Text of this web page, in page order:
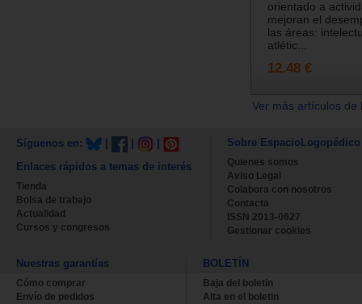
orientado a
mejoran el
las áreas:
atlétic...
12.48 €
Ver más artículos
Síguenos en:
Enlaces rápidos a temas de interés
Tienda
Bolsa de trabajo
Actualidad
Cursos y congresos
Sobre EspacioLogopédico
Quienes somos
Aviso Legal
Colabora con nosotros
Contacta
ISSN 2013-0627
Gestionar cookies
Nuestras garantías
Cómo comprar
Envío de pedidos
BOLETÍN
Baja del boletin
Alta en el boletin